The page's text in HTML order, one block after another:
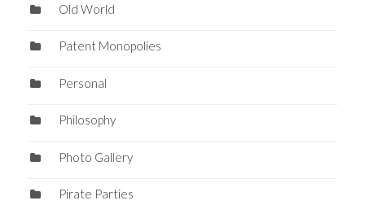
Old World
Patent Monopolies
Personal
Philosophy
Photo Gallery
Pirate Parties